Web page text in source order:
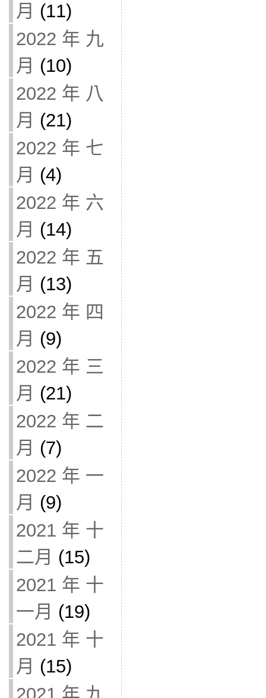
月 (11)
2022 年 九
月 (10)
2022 年 八
月 (21)
2022 年 七
月 (4)
2022 年 六
月 (14)
2022 年 五
月 (13)
2022 年 四
月 (9)
2022 年 三
月 (21)
2022 年 二
月 (7)
2022 年 一
月 (9)
2021 年 十
二月 (15)
2021 年 十
一月 (19)
2021 年 十
月 (15)